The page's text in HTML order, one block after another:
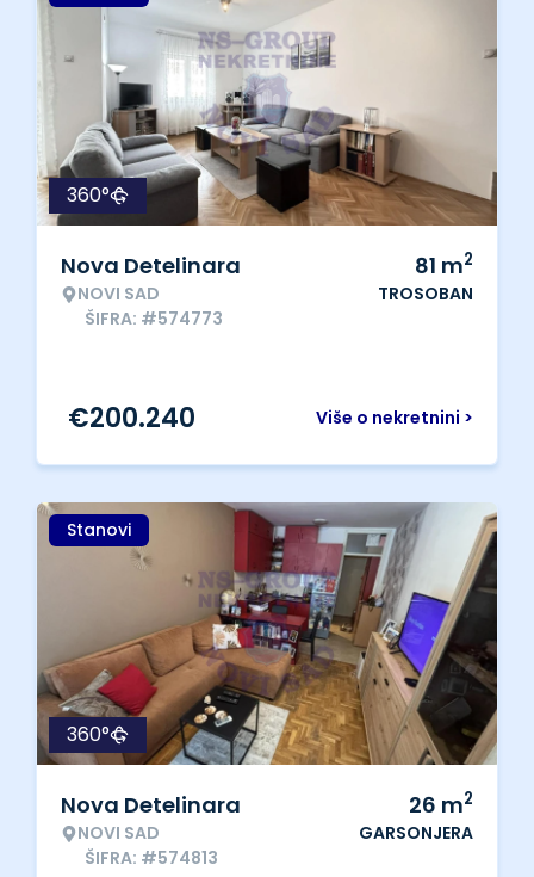
360°
Nova Detelinara
NOVI SAD
ŠIFRA: #574773
81 m2
TROSOBAN
Više o nekretnini >
€200.240
Stanovi
360°
Nova Detelinara
NOVI SAD
ŠIFRA: #574813
26 m2
GARSONJERA